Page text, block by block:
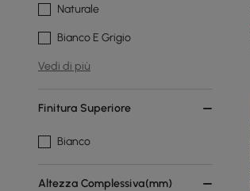
Naturale
Bianco E Grigio
Vedi di più
Finitura Superiore
Bianco
Altezza Complessiva(mm)